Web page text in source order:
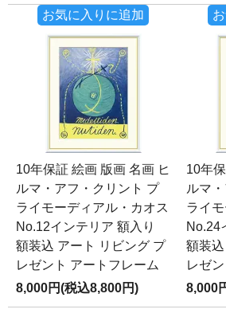
お気に入りに追加
10年保証 絵画 版画 名画 ヒ
ルマ・アフ・クリント プ
ライモーディアル・カオス
No.12インテリア 額入り
額装込 アート リビング プ
レゼント アートフレーム
8,000円(税込8,800円)
10年
ルマ
ライ
No.24
額装
レゼ
8,000